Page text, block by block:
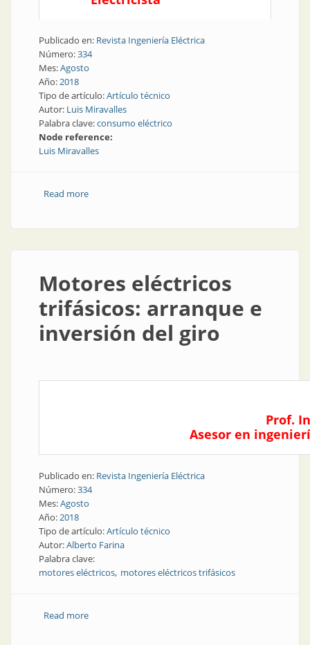
Publicado en: Revista Ingeniería Eléctrica
Número:334
Mes:Agosto
Año:2018
Tipo de artículo:Artículo técnico
Autor: Luis Miravalles
Palabra clave:consumo eléctrico
Node reference:
Luis Miravalles
Read moreabout Consumo eléctrico | "Medianas demandas, de
Motores eléctricos
trifásicos: arranque e
inversión del giro
Prof.
Asesor en
Publicado en: Revista Ingeniería Eléctrica
Número:334
Mes:Agosto
Año:2018
Tipo de artículo:Artículo técnico
Autor:Alberto Farina
Palabra clave:
motores eléctricos motores eléctricos trifásicos
Read moreabout Motores eléctricos trifásicos: arranque e